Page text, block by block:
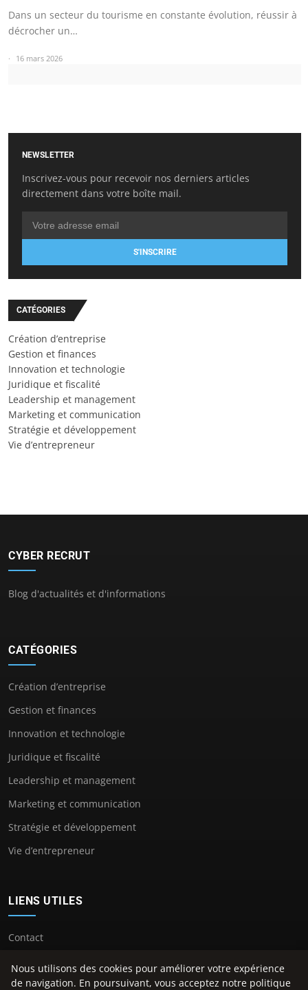
Dans un secteur du tourisme en constante évolution, réussir à
décrocher un…
16 mars 2026
NEWSLETTER
Inscrivez-vous pour recevoir nos derniers articles
directement dans votre boîte mail.
S'INSCRIRE
CATÉGORIES
Création d’entreprise
Gestion et finances
Innovation et technologie
Juridique et fiscalité
Leadership et management
Marketing et communication
Stratégie et développement
Vie d’entrepreneur
CYBER RECRUT
Blog d'actualités et d'informations
CATÉGORIES
Création d’entreprise
Gestion et finances
Innovation et technologie
Juridique et fiscalité
Leadership et management
Marketing et communication
Stratégie et développement
Vie d’entrepreneur
LIENS UTILES
Contact
Nous utilisons des cookies pour améliorer votre expérience
de navigation. En poursuivant, vous acceptez notre politique